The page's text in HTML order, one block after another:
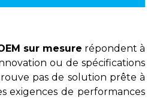
sur mesure répondent à
ou de spécifications
pas de solution prête à
exigences de performances